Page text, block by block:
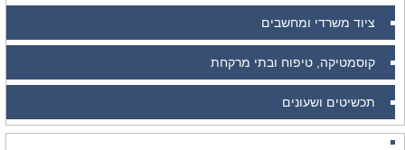
ציוד משרדי ומחשבים
קוסמטיקה, טיפוח ובתי מרקחת
תכשיטים ושעונים